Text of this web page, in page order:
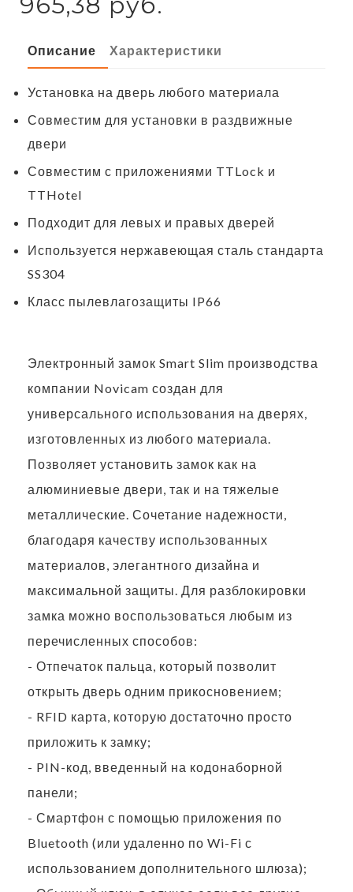
Описание Характеристики
Установка на дверь любого материала
Совместим для установки в раздвижные
двери
Совместим с приложениями TTLock и
TTHotel
Подходит для левых и правых дверей
Используется нержавеющая сталь стандарта
SS304
Класс пылевлагозащиты IP66
Электронный замок Smart Slim производства
компании Novicam создан для
универсального использования на дверях,
изготовленных из любого материала.
Позволяет установить замок как на
алюминиевые двери, так и на тяжелые
металлические. Сочетание надежности,
благодаря качеству использованных
материалов, элегантного дизайна и
максимальной защиты. Для разблокировки
замка можно воспользоваться любым из
перечисленных способов:
- Отпечаток пальца, который позволит
открыть дверь одним прикосновением;
- RFID карта, которую достаточно просто
приложить к замку;
- PIN-код, введенный на кодонаборной
панели;
- Смартфон с помощью приложения по
Bluetooth (или удаленно по Wi-Fi с
использованием дополнительного шлюза);